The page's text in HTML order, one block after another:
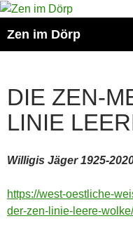
Zum
springen
Zen im Dörp
DIE ZEN-
LINIE
Willigis Jäger 1925-
https://west-oestliche-
der-zen-linie-leere-wolke/